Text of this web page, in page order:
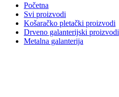
Početna
Svi proizvodi
Košaračko pletački proizvodi
Drveno galanterijski proizvodi
Metalna galanterija